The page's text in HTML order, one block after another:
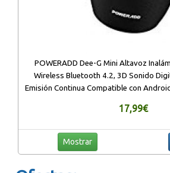
POWERADD Dee-G Mini Altavoz
Wireless Bluetooth 4.2, 3D Sonido
Emisión Continua Compatible con
17,99€
Mostrar